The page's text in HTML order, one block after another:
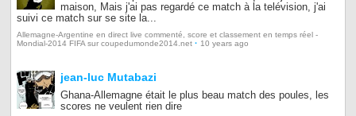
maison, Mais j'ai pas regardé ce match à la telévision, j'ai
suivi ce match sur se site la...
Allemagne-Argentine en direct live commenté, score et classement en temps réel -
Mondial-2014 FIFA sur coupedumonde2014.net · 10 years ago
jean-luc Mutabazi
Ghana-Allemagne était le plus beau match des poules, les
scores ne veulent rien dire